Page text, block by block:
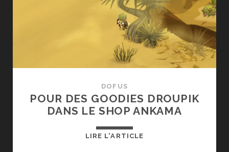
DOFUS
POUR DES GOODIES DROUPIK
DANS LE SHOP ANKAMA
LIRE L'ARTICLEPOUR